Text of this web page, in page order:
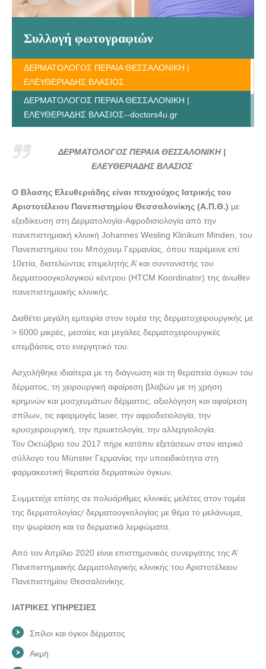
Συλλογή φωτογραφιών
ΔΕΡΜΑΤΟΛΟΓΟΣ ΠΕΡΑΙΑ ΘΕΣΣΑΛΟΝΙΚΗ |
ΕΛΕΥΘΕΡΙΑΔΗΣ ΒΛΑΣΙΟΣ
ΔΕΡΜΑΤΟΛΟΓΟΣ ΠΕΡΑΙΑ ΘΕΣΣΑΛΟΝΙΚΗ |
ΕΛΕΥΘΕΡΙΑΔΗΣ ΒΛΑΣΙΟΣ--doctors4u.gr
ΕΛΕΥΘΕΡΙΑΔΗΣ ΒΛΑΣΙΟΣ--doctors4u.gr
ΔΕΡΜΑΤΟΛΟΓΟΣ ΠΕΡΑΙΑ ΘΕΣΣΑΛΟΝΙΚΗ |
ΔΕΡΜΑΤΟΛΟΓΟΣ ΠΕΡΑΙΑ ΘΕΣΣΑΛΟΝΙΚΗ |
ΕΛΕΥΘΕΡΙΑΔΗΣ ΒΛΑΣΙΟΣ
Ο Βλασης Ελευθεριάδης είναι πτυχιούχος Ιατρικής του
Αριστοτέλειου Πανεπιστημίου Θεσσαλονίκης (Α.Π.Θ.) με
εξειδίκευση στη Δερματολογία-Αφροδισιολογία από την
πανεπιστημιακή κλινική Johannes Wesling Klinikum Minden, του
Πανεπιστημίου του Μπόχουμ Γερμανίας, όπου παρέμεινε επί
10ετία, διατελώντας επιμελητής Α’ και συντονιστής του
δερματοοογκολογικού κέντρου (HTCM Koordinator) της άνωθεν
πανεπιστημιακής κλινικής.
Διαθέτει μεγάλη εμπειρία στον τομέα της δερματοχειρουργικής με
> 6000 μικρές, μεσαίες και μεγάλες δερματοχειρουργικές
επεμβάσεις στο ενεργητικό του.
Ασχολήθηκε ιδιαίτερα με τη διάγνωση και τη θεραπεία όγκων του
δέρματος, τη χειρουργική αφαίρεση βλαβών με τη χρήση
κρημνών και μοσχευμάτων δέρματος, αξιολόγηση και αφαίρεση
σπίλων, τις εφαρμογές laser, την αφροδισιολογία, την
κρυοχειρουργική, την πρωκτολογία, την αλλεργιολογία.
Τον Οκτώβριο του 2017 πήρε κατόπιν εξετάσεων στον ιατρικό
σύλλογο του Münster Γερμανίας την υποειδικότητα στη
φαρμακευτική θεραπεία δερματικών όγκων.
Συμμετείχε επίσης σε πολυάριθμες κλινικές μελέτες στον τομέα
της δερματολογίας/ δερματοογκολογίας με θέμα το μελάνωμα,
την ψωρίαση και τα δερματικά λεμφώματα.
Από τον Απρίλιο 2020 είναι επιστημονικός συνεργάτης της Α’
Πανεπιστημιακής Δερματολογικής κλινικής του Αριστοτέλειου
Πανεπιστημίου Θεσσαλονίκης.
ΙΑΤΡΙΚΕΣ ΥΠΗΡΕΣΙΕΣ
Σπίλοι και όγκοι δέρματος
Ακμή